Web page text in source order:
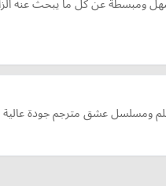
عن كل ما يبحث عنه الزاء